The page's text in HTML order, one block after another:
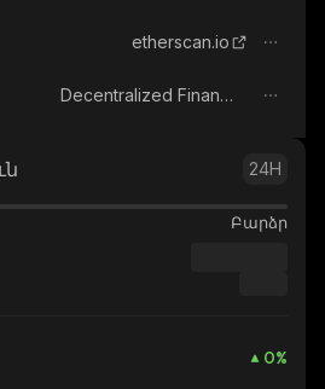
etherscan.io
Decentralized Finance (DeFi)
24H
Բարձր
0%